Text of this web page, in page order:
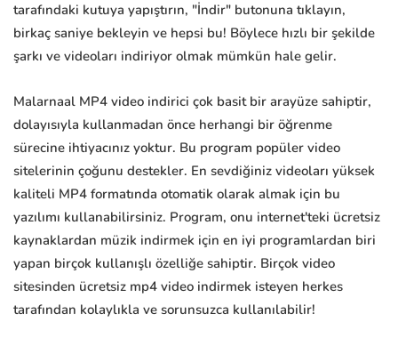
tarafındaki kutuya yapıştırın, "İndir" butonuna tıklayın,
birkaç saniye bekleyin ve hepsi bu! Böylece hızlı bir şekilde
şarkı ve videoları indiriyor olmak mümkün hale gelir.
Malarnaal MP4 video indirici çok basit bir arayüze sahiptir,
dolayısıyla kullanmadan önce herhangi bir öğrenme
sürecine ihtiyacınız yoktur. Bu program popüler video
sitelerinin çoğunu destekler. En sevdiğiniz videoları yüksek
kaliteli MP4 formatında otomatik olarak almak için bu
yazılımı kullanabilirsiniz. Program, onu internet'teki ücretsiz
kaynaklardan müzik indirmek için en iyi programlardan biri
yapan birçok kullanışlı özelliğe sahiptir. Birçok video
sitesinden ücretsiz mp4 video indirmek isteyen herkes
tarafından kolaylıkla ve sorunsuzca kullanılabilir!